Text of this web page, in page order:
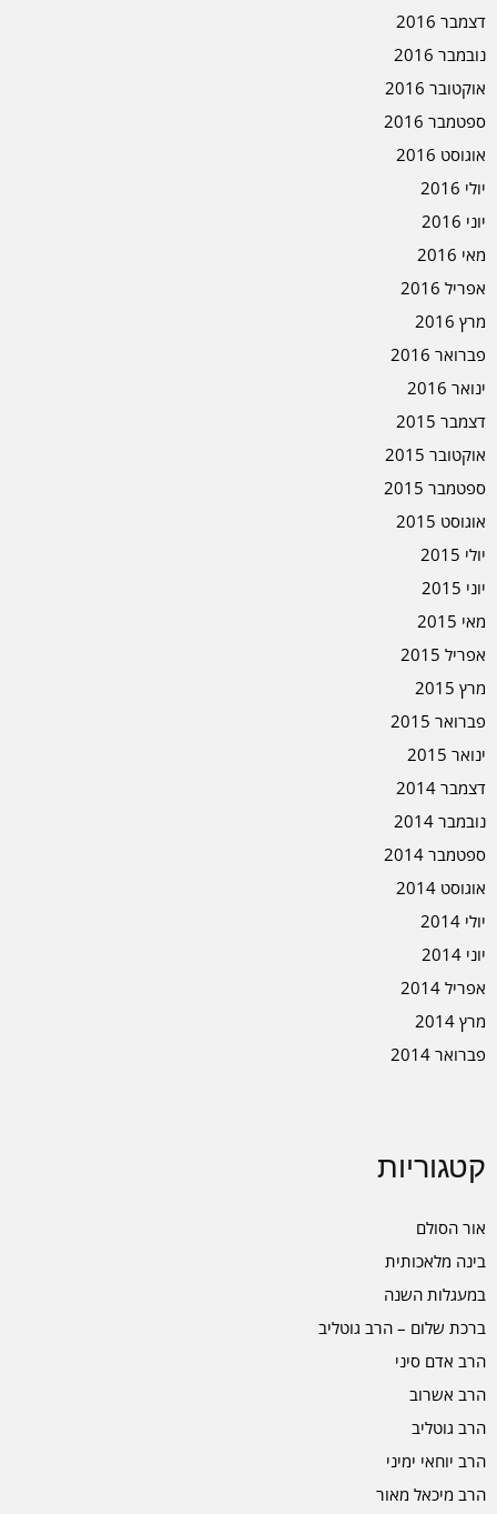
דצמבר 2016
נובמבר 2016
אוקטובר 2016
ספטמבר 2016
אוגוסט 2016
יולי 2016
יוני 2016
מאי 2016
אפריל 2016
מרץ 2016
פברואר 2016
ינואר 2016
דצמבר 2015
אוקטובר 2015
ספטמבר 2015
אוגוסט 2015
יולי 2015
יוני 2015
מאי 2015
אפריל 2015
מרץ 2015
פברואר 2015
ינואר 2015
דצמבר 2014
נובמבר 2014
ספטמבר 2014
אוגוסט 2014
יולי 2014
יוני 2014
אפריל 2014
מרץ 2014
פברואר 2014
קטגוריות
אור הסולם
בינה מלאכותית
במעגלות השנה
ברכת שלום – הרב גוטליב
הרב אדם סיני
הרב אשרוב
הרב גוטליב
הרב יוחאי ימיני
הרב מיכאל מאור